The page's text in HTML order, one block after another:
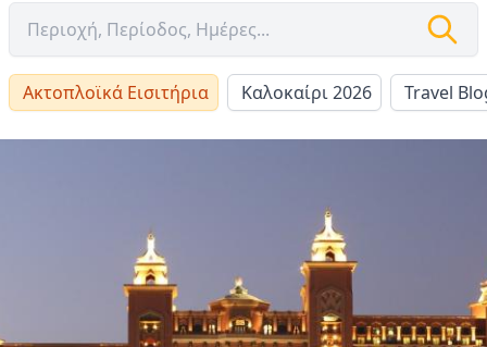
Ακτοπλοϊκά Εισιτήρια Καλοκαίρι 2026 Travel